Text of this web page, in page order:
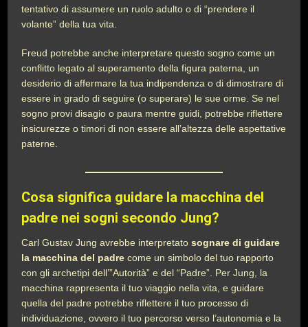
tentativo di assumere un ruolo adulto o di “prendere il
volante” della tua vita.
Freud potrebbe anche interpretare questo sogno come un
conflitto legato al superamento della figura paterna, un
desiderio di affermare la tua indipendenza o di dimostrare di
essere in grado di seguire (o superare) le sue orme. Se nel
sogno provi disagio o paura mentre guidi, potrebbe riflettere
insicurezze o timori di non essere all’altezza delle aspettative
paterne.
Cosa significa guidare la macchina del
padre nei sogni secondo Jung?
Carl Gustav Jung avrebbe interpretatosognare di guidare
la macchina del padre come un simbolo del tuo rapporto
con gli archetipi dell’”Autorità” e del “Padre”. Per Jung, la
macchina rappresenta il tuo viaggio nella vita, e guidare
quella del padre potrebbe riflettere il tuo processo di
individuazione, ovvero il tuo percorso verso l’autonomia e la